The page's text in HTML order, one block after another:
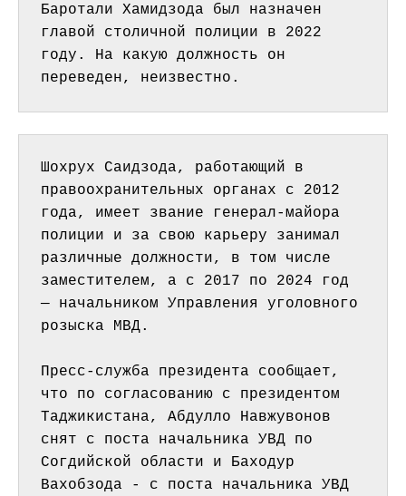
Баротали Хамидзода был назначен
главой столичной полиции в 2022
году. На какую должность он
переведен, неизвестно.
Шохрух Саидзода, работающий в
правоохранительных органах с 2012
года, имеет звание генерал-майора
полиции и за свою карьеру занимал
различные должности, в том числе
заместителем, а с 2017 по 2024 год
— начальником Управления уголовного
розыска МВД.
Пресс-служба президента сообщает,
что по согласованию с президентом
Таджикистана, Абдулло Навжувонов
снят с поста начальника УВД по
Согдийской области и Баходур
Вахобзода - с поста начальника УВД